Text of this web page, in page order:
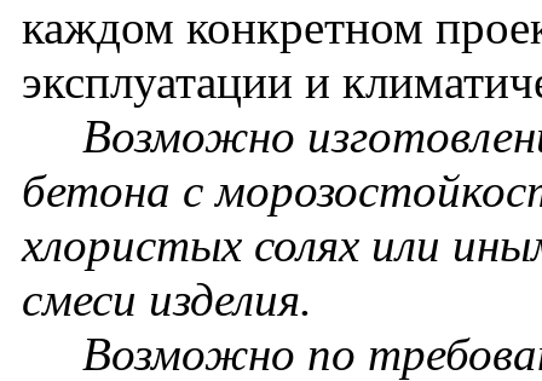
каждом конкретном
эксплуатации и
Возможно
бетона с
хлористых солях или
смеси изделия.
Возможно по